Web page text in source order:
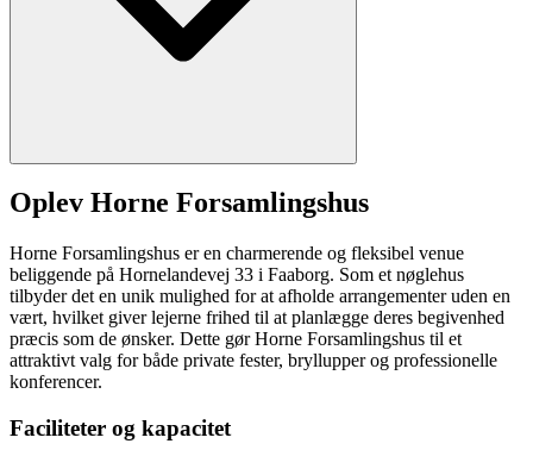
Oplev Horne Forsamlingshus
Horne Forsamlingshus er en charmerende og fleksibel venue
beliggende på Hornelandevej 33 i Faaborg. Som et nøglehus
tilbyder det en unik mulighed for at afholde arrangementer uden en
vært, hvilket giver lejerne frihed til at planlægge deres begivenhed
præcis som de ønsker. Dette gør Horne Forsamlingshus til et
attraktivt valg for både private fester, bryllupper og professionelle
konferencer.
Faciliteter og kapacitet